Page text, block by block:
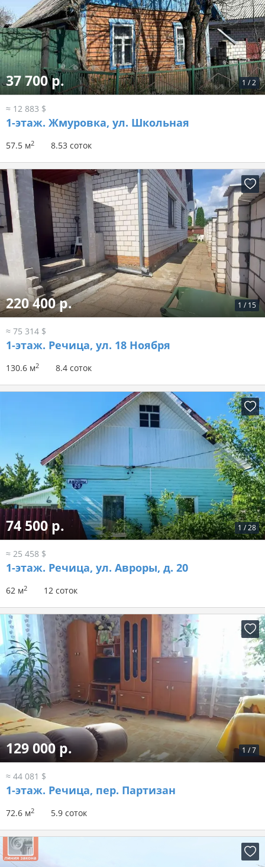
1 /2
37 700 р.
≈ 12 883 $
1-этаж. Жмуровка, ул. Школьная
57.5 м2 8.53 соток
1 / 15
220 400 р.
≈ 75 314 $
1-этаж. Речица, ул. 18 Ноября
130.6 м2 8.4 соток
1 /28
74 500 р.
≈ 25 458 $
1-этаж. Речица, ул. Авроры, д. 20
62 м2 12 соток
1 /7
129 000 р.
≈ 44 081 $
1-этаж. Речица, пер. Партизан
72.6 м2 5.9 соток